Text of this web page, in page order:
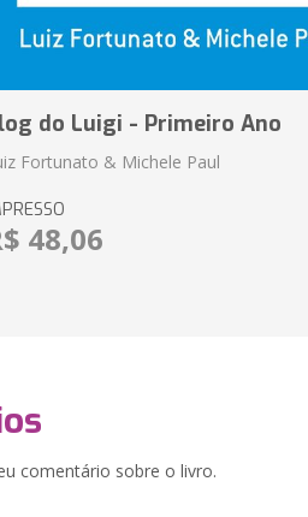
do Luigi - Primeiro Ano
Fortunato & Michele Paul
48,06
comentário sobre o livro.